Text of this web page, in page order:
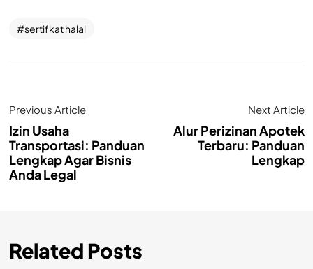
sertifkat halal
Previous Article
Izin Usaha
Transportasi: Panduan
Lengkap Agar Bisnis
Anda Legal
Next Article
Alur Perizinan Apotek
Terbaru: Panduan
Lengkap
Related Posts